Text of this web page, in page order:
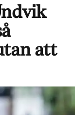
att